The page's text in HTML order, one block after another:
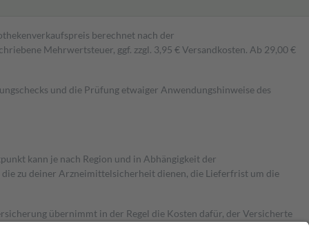
berechnet nach der
Mehrwertsteuer, ggf. zzgl. 3,95 € Versandkosten. Ab 29,00 €
und die Prüfung etwaiger Anwendungshinweise des
kann je nach Region und in Abhängigkeit der
zu deiner Arzneimittelsicherheit dienen, die Lieferfrist um die
übernimmt in der Regel die Kosten dafür, der Versicherte